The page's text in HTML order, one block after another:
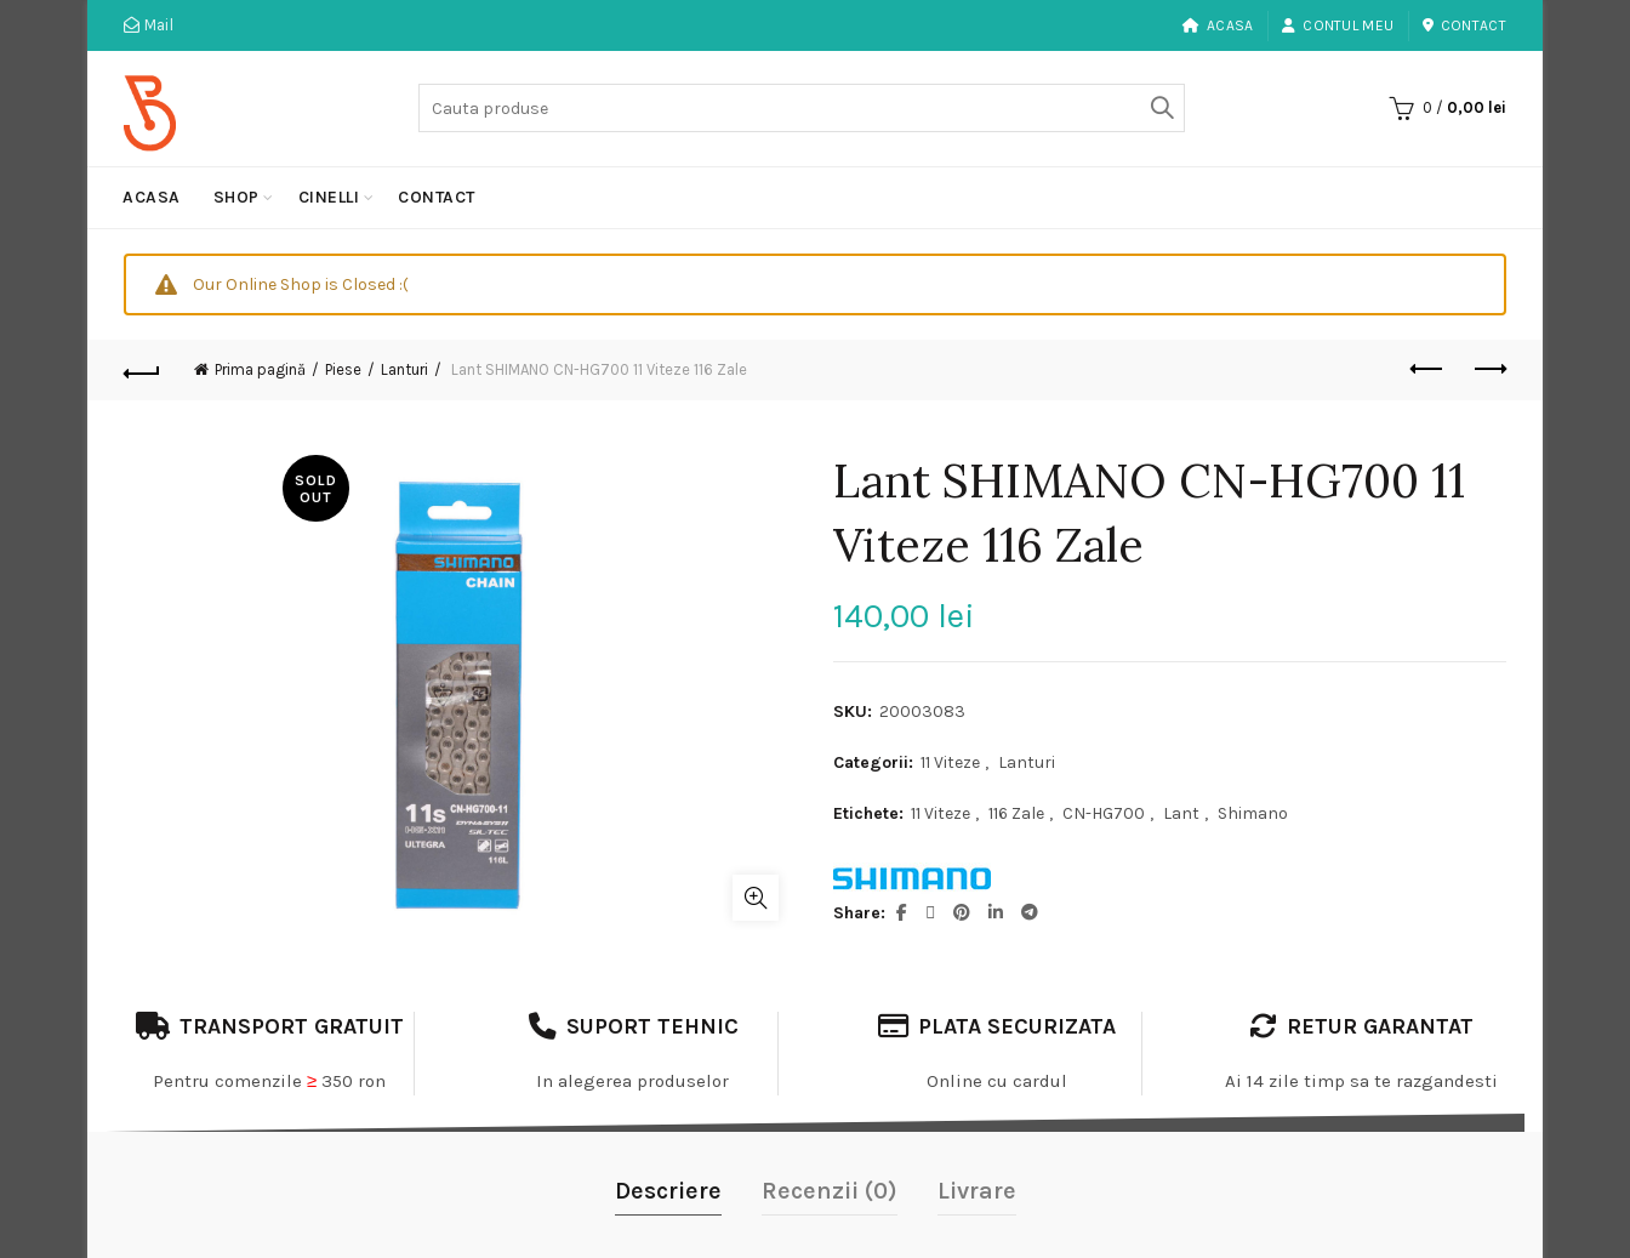
Mail ACASA CONTUL MEU CONTACT
0 / 0,00 lei
ACASA SHOP CINELLI CONTACT
Our Online Shop is Closed :(
Prima pagină Piese Lanturi Lant SHIMANO CN-HG700 11 Viteze 116 Zale
SOLD
OUT
Lant SHIMANO CN-HG700 11
Viteze 116 Zale
140,00 lei
SKU: 20003083
Categorii: 11 Viteze , Lanturi
Etichete: 11 Viteze , 116 Zale , CN-HG700 , Lant , Shimano
Share
TRANSPORT GRATUIT
Pentru comenzile ≥350 ron
SUPORT TEHNIC
In alegerea produselor
PLATA SECURIZATA
Online cu cardul
RETUR GARANTAT
Ai 14 zile timp sa te razgandesti
Descriere Recenzii (0) Livrare